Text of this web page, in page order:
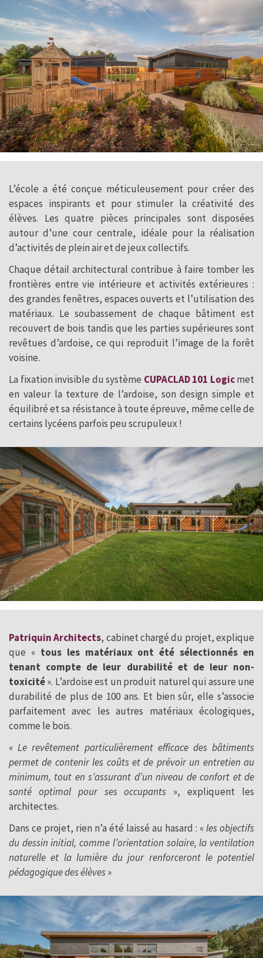
L’école a été conçue méticuleusement pour créer des
espaces inspirants et pour stimuler la créativité des
élèves. Les quatre pièces principales sont disposées
autour d’une cour centrale, idéale pour la réalisation
d’activités de plein air et de jeux collectifs.
Chaque détail architectural contribue à faire tomber les
frontières entre vie intérieure et activités extérieures :
des grandes fenêtres, espaces ouverts et l’utilisation des
matériaux. Le soubassement de chaque bâtiment est
recouvert de bois tandis que les parties supérieures sont
revêtues d’ardoise, ce qui reproduit l’image de la forêt
voisine.
La fixation invisible du système CUPACLAD 101 Logicmet
en valeur la texture de l’ardoise, son design simple et
équilibré et sa résistance à toute épreuve, même celle de
certains lycéens parfois peu scrupuleux !
Patriquin Architects, cabinet chargé du projet, explique
que « tous les matériaux ont été sélectionnés en
tenant compte de leur durabilité et de leur non-
toxicité». L’ardoise est un produit naturel qui assure une
durabilité de plus de 100 ans. Et bien sûr, elle s’associe
parfaitement avec les autres matériaux écologiques,
comme le bois.
«Le revêtement particulièrement efficace des bâtiments
permet de contenir les coûts et de prévoir un entretien au
minimum, tout en s’assurant d’un niveau de confort et de
santé optimal pour ses occupants », expliquent les
architectes.
Dans ce projet, rien n’a été laissé au hasard : «les objectifs
du dessin initial, comme l’orientation solaire, la ventilation
naturelle et la lumière du jour renforceront le potentiel
pédagogique des élèves»